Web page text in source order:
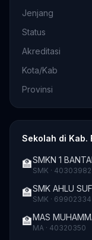
Jenjang
Status
Akreditasi
Kota/Kab
Provinsi
Sekolah di Kab.
🏫SMKN 1
SMK · 40303982
🏫SMK AHLU
SMK · 69902334
🏫MAS
MA · 40320350